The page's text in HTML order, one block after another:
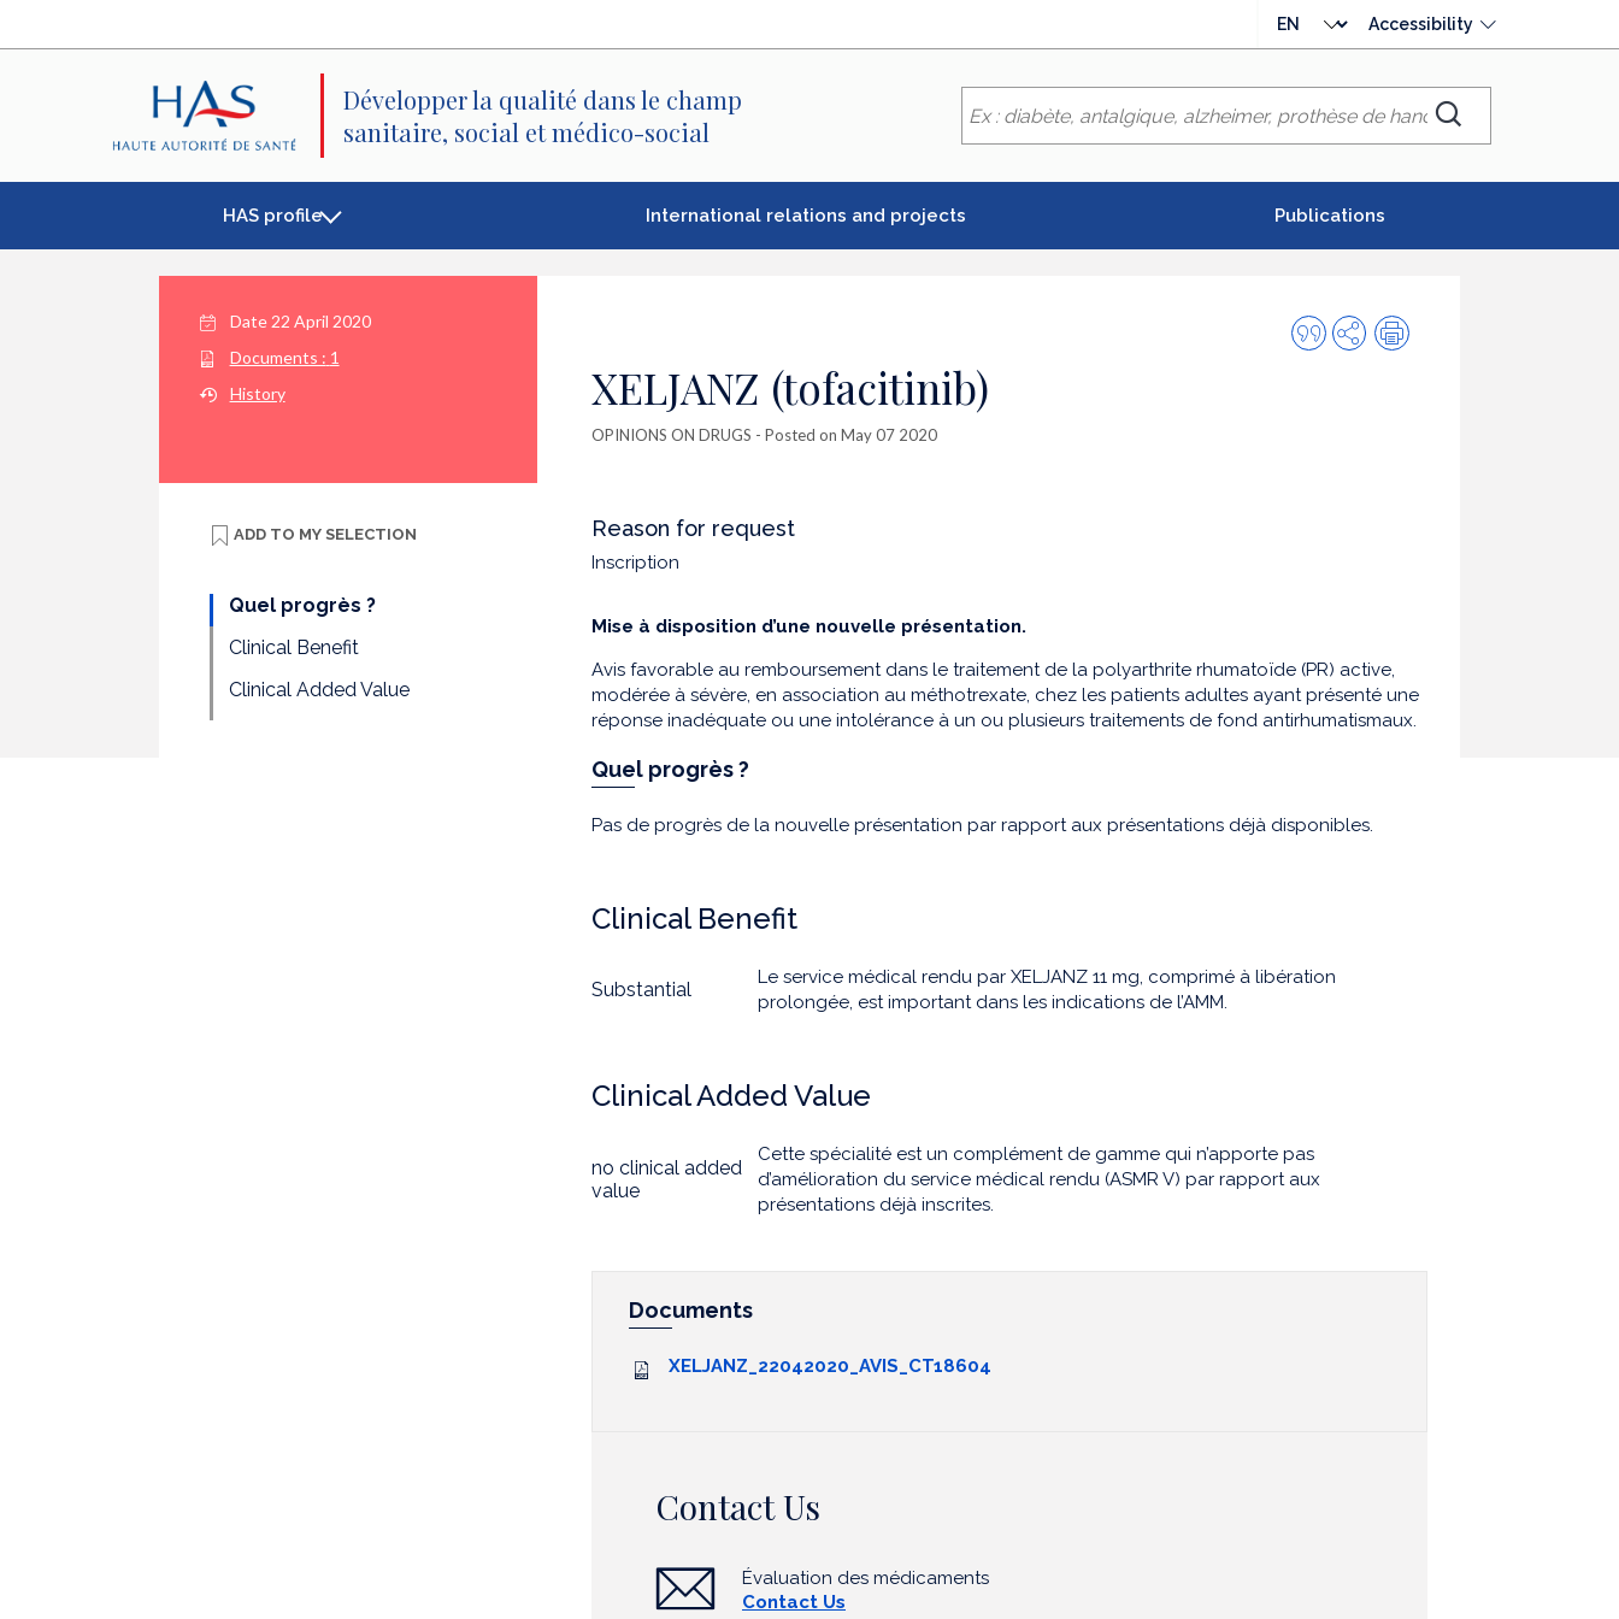
language
Accessibility
Développer la qualité dans le champ
sanitaire, social et médico-social
Chercher
HAS profile International relations and projects Publications
Date 22 April 2020
Documents : 1
History
ADD TO MY SELECTION
Quel progrès ?
Clinical Benefit
Clinical Added Value
Quote
this
SharePrint
XELJANZ (tofacitinib)
OPINIONS ON DRUGS - Posted on May 07 2020
Reason for request
Inscription
Mise à disposition d’une nouvelle présentation.
Avis favorable au remboursement dans le traitement de la polyarthrite rhumatoïde (PR) active,
modérée à sévère, en association au méthotrexate, chez les patients adultes ayant présenté une
réponse inadéquate ou une intolérance à un ou plusieurs traitements de fond antirhumatismaux.
Quel progrès ?
Pas de progrès de la nouvelle présentation par rapport aux présentations déjà disponibles.
Clinical Benefit
Substantial
Le service médical rendu par XELJANZ 11 mg, comprimé à libération
prolongée, est important dans les indications de l’AMM.
Clinical Added Value
no clinical added
value
Cette spécialité est un complément de gamme qui n’apporte pas
d’amélioration du service médical rendu (ASMR V) par rapport aux
présentations déjà inscrites.
Documents
XELJANZ_22042020_AVIS_CT18604
Contact Us
Évaluation des médicaments
Contact Us